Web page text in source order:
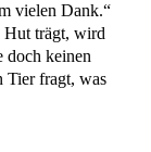
vielen Dank.“
Hut trägt, wird
doch keinen
Tier fragt, was